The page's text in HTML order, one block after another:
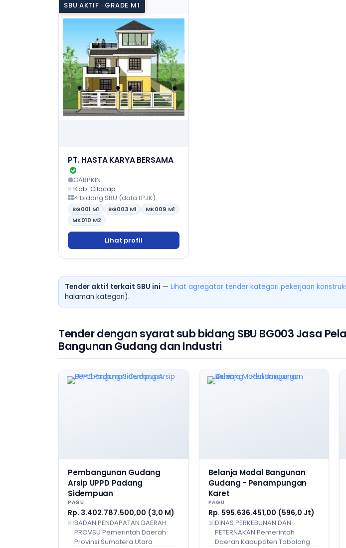
SBU AKTIF · GRADE M1
PT. HASTA KARYA BERSAMA
GABPKIN
Kab. Cilacap
4 bidang SBU (data LPJK)
BG001 M1 BG003 M1 MK009 M1
MK010 M2
Lihat profil
Tender aktif terkait SBU ini — Lihat agregator tender kategori pekerjaan
halaman kategori).
Tender dengan syarat sub bidang SBU BG003 Jasa
Bangunan Gudang dan Industri
Pembangunan Gudang
Arsip UPPD Padang
Sidempuan
PAGU
Rp. 3.402.787.500,00 (3,0 M)
BADAN PENDAPATAN DAERAH
PROVSU Pemerintah Daerah
Provinsi Sumatera Utara
Belanja Modal Bangunan
Gudang - Penampungan
Karet
PAGU
Rp. 595.636.451,00 (596,0 Jt)
DINAS PERKEBUNAN DAN
PETERNAKAN Pemerintah
Daerah Kabupaten Tabalong